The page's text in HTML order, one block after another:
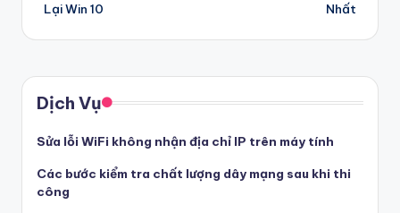
Lại Win 10
Nhất
Dịch Vụ
Sửa lỗi WiFi không nhận địa chỉ IP trên máy tính
Các bước kiểm tra chất lượng dây mạng sau khi thi
công